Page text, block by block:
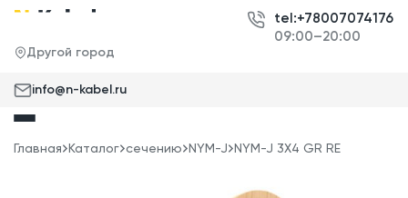
Другой город
tel:+78007074176
09:00–20:00
info@n-kabel.ru
Главная Каталог сечению NYM-J NYM-J 3X4 GR RE